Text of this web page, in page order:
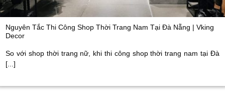
Nguyên Tắc Thi Công Shop Thời Trang Nam Tại Đà Nẵng | Vking
Decor
So với shop thời trang nữ, khi thi công shop thời trang nam tại Đà
[...]